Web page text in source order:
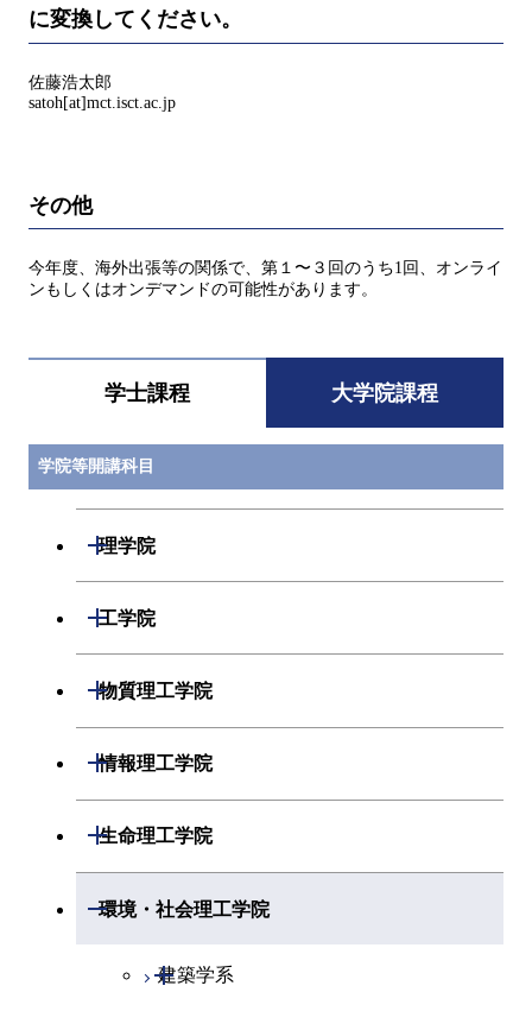
に変換してください。
佐藤浩太郎
satoh[at]mct.isct.ac.jp
その他
今年度、海外出張等の関係で、第１〜３回のうち1回、オンライ
ンもしくはオンデマンドの可能性があります。
学士課程 大学院課程
学院等開講科目
理学院
開閉
物理学コース
化学系
開閉
エネルギー・情報コース
物質・情報卓越コース
地球生命コース
専門科目
工学院
開閉
機械系
開閉
エネルギーコース
エンジニアリングデザイン
システム制御コース
電気電子系
開閉
エネルギーコース
エネルギー・情報コース
情報通信コース
エンジニアリングデザイン
経営工学系
開閉
経営工学コース
専門科目
物質理工学院
開閉
材料系
開閉
エネルギーコース
応用化学コース
専門科目
情報理工学院
開閉
数理・計算科学系
開閉
生命理工学院
開閉
生命理工学系
開閉
生命理工学コース
専門科目
環境・社会理工学院
開閉
建築学系
開閉